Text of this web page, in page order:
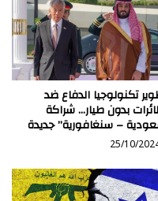
تكنولوجيا الدفاع ضد
بدون طيار… شراكة
– سنغافورية” جديدة
25/10/